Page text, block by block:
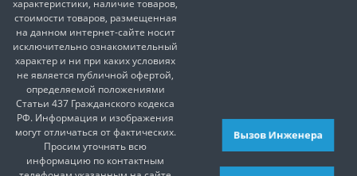
характеристики, наличие товаров,
стоимости товаров, размещенная
на данном интернет-сайте носит
исключительно ознакомительный
характер и ни при каких условиях
не является публичной офертой,
определяемой положениями
Статьи 437 Гражданского кодекса
РФ. Информация и изображения
могут отличаться от фактических.
Просим уточнять всю
информацию по контактным
Вызов Инженера